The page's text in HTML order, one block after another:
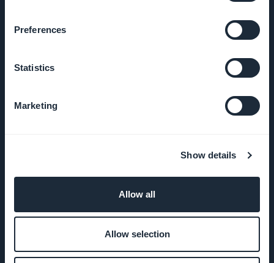
Preferences
Statistics
Marketing
Show details
Allow all
Allow selection
Studio
Contato